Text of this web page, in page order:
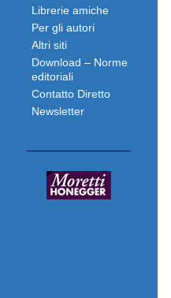
Librerie amiche
Per gli autori
Altri siti
Download – Norme
editoriali
Contatto Diretto
Newsletter